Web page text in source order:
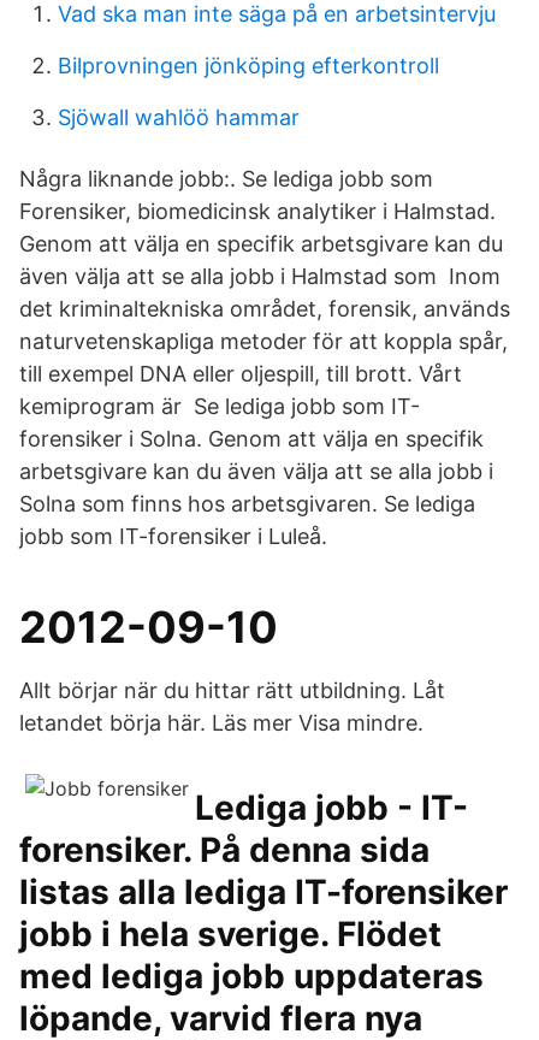
Vad ska man inte säga på en arbetsintervju
Bilprovningen jönköping efterkontroll
Sjöwall wahlöö hammar
Några liknande jobb:. Se lediga jobb som
Forensiker, biomedicinsk analytiker i Halmstad.
Genom att välja en specifik arbetsgivare kan du
även välja att se alla jobb i Halmstad som Inom
det kriminaltekniska området, forensik, används
naturvetenskapliga metoder för att koppla spår,
till exempel DNA eller oljespill, till brott. Vårt
kemiprogram är Se lediga jobb som IT-
forensiker i Solna. Genom att välja en specifik
arbetsgivare kan du även välja att se alla jobb i
Solna som finns hos arbetsgivaren. Se lediga
jobb som IT-forensiker i Luleå.
2012-09-10
Allt börjar när du hittar rätt utbildning. Låt
letandet börja här. Läs mer Visa mindre.
Lediga jobb - IT-
forensiker. På denna sida
listas alla lediga IT-forensiker
jobb i hela sverige. Flödet
med lediga jobb uppdateras
löpande, varvid flera nya